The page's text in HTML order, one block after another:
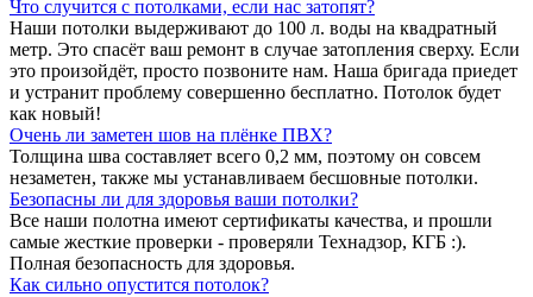
Что случится с потолками, если нас затопят?
Наши потолки выдерживают до 100 л. воды на квадратный
метр. Это спасёт ваш ремонт в случае затопления сверху. Если
это произойдёт, просто позвоните нам. Наша бригада приедет
и устранит проблему совершенно бесплатно. Потолок будет
как новый!
Очень ли заметен шов на плёнке ПВХ?
Толщина шва составляет всего 0,2 мм, поэтому он совсем
незаметен, также мы устанавливаем бесшовные потолки.
Безопасны ли для здоровья ваши потолки?
Все наши полотна имеют сертификаты качества, и прошли
самые жесткие проверки - проверяли Технадзор, КГБ :).
Полная безопасность для здоровья.
Как сильно опустится потолок?